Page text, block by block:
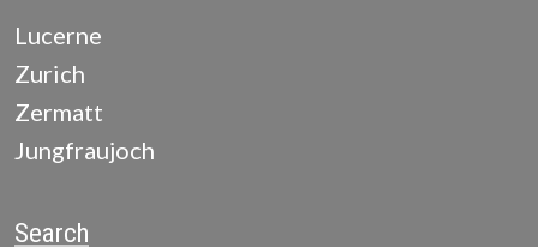
Lucerne
Zurich
Zermatt
Jungfraujoch
Search